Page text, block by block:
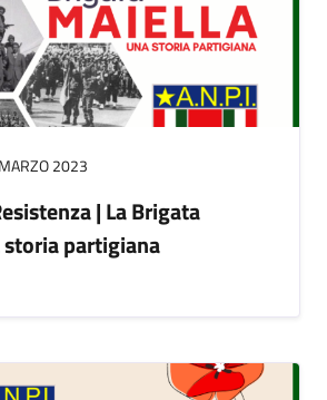
2023
| La Brigata
partigiana